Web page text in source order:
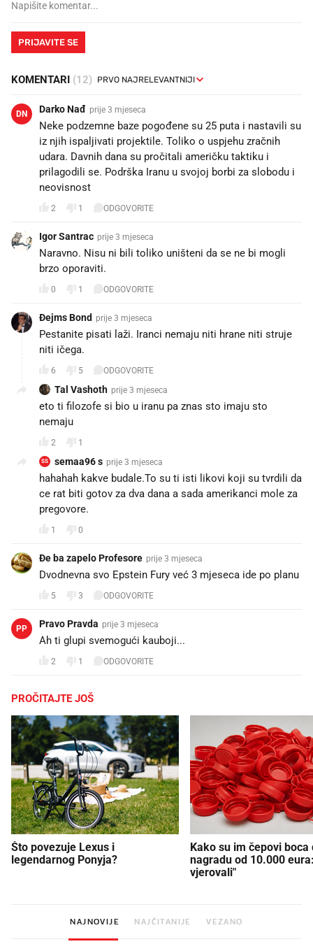
PRIJAVITE SE
KOMENTARI (12)
DN Darko Nađ prije 3 mjeseca
Neke podzemne baze pogođene su 25 puta i nastavili su
iz njih ispaljivati projektile. Toliko o uspjehu zračnih
udara. Davnih dana su pročitali američku taktiku i
prilagodili se. Podrška Iranu u svojoj borbi za slobodu i
neovisnost
2 1 ODGOVORITE
Igor Santrac prije 3 mjeseca
Naravno. Nisu ni bili toliko uništeni da se ne bi mogli
brzo oporaviti.
0 1 ODGOVORITE
Đejms Bond prije 3 mjeseca
Pestanite pisati laži. Iranci nemaju niti hrane niti struje
niti ičega.
6 5 ODGOVORITE
Tal Vashoth prije 3 mjeseca
eto ti filozofe si bio u iranu pa znas sto imaju sto
nemaju
2 1
SS semaa96 s prije 3 mjeseca
hahahah kakve budale.To su ti isti likovi koji su tvrdili da
ce rat biti gotov za dva dana a sada amerikanci mole za
pregovore.
1 0
Đe ba zapelo Profesore prije 3 mjeseca
Dvodnevna svo Epstein Fury već 3 mjeseca ide po planu
5 3 ODGOVORITE
PP Pravo Pravda prije 3 mjeseca
Ah ti glupi svemogući kauboji...😅
2 1 ODGOVORITE
PROČITAJTE JOŠ
Što povezuje Lexus i
legendarnog Ponyja?
Kako su im čepovi boca
nagradu od 10.000
vjerovali"
NAJNOVIJE NAJČITANIJE VEZANO